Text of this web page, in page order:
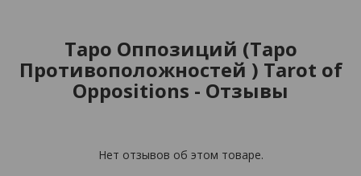
Таро Оппозиций (Таро
Противоположностей ) Tarot of
Oppositions - Отзывы
Нет отзывов об этом товаре.